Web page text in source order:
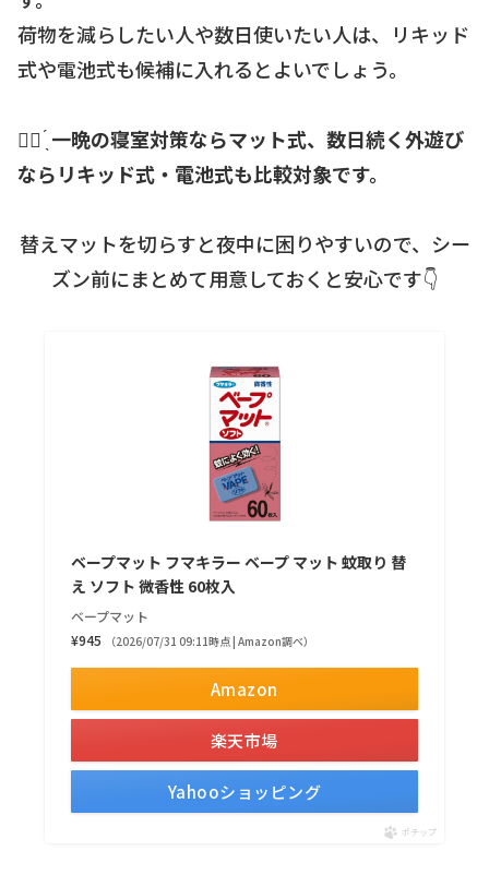
荷物を減らしたい人や数日使いたい人は、リキッド
式や電池式も候補に入れるとよいでしょう。
☝🏻 ̖́一晩の寝室対策ならマット式、数日続く外遊び
ならリキッド式・電池式も比較対象です。
替えマットを切らすと夜中に困りやすいので、シー
ズン前にまとめて用意しておくと安心です👇
ベープマット フマキラー ベープ マット 蚊取り 替
え ソフト 微香性 60枚入
ベープマット
¥945
（2026/07/31 09:11時点 | Amazon調べ）
Amazon
楽天市場
Yahooショッピング
ポチップ